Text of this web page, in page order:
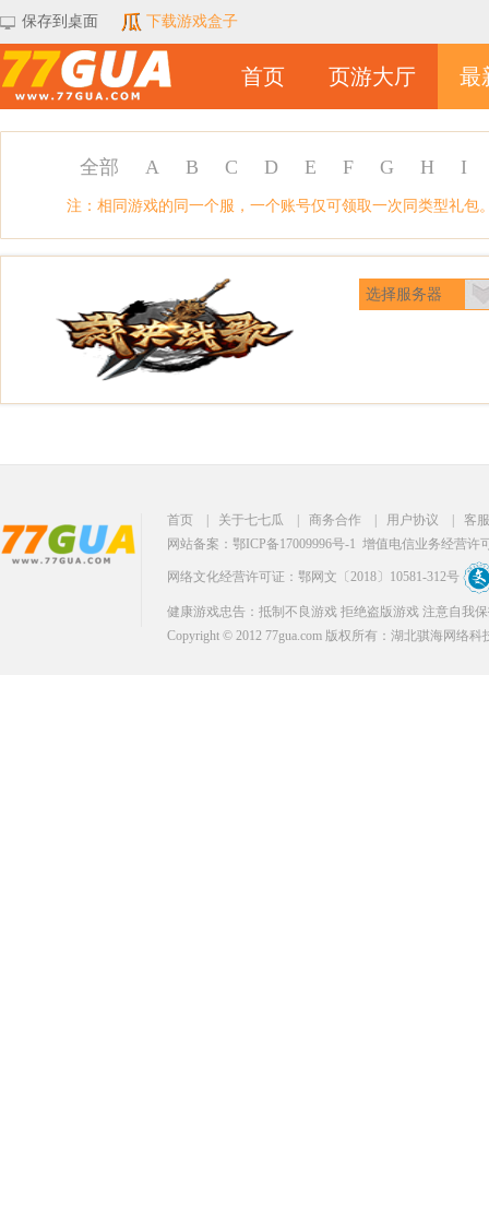
保存到桌面 下载游戏盒子
首页 页游大厅 最
全部 A B C D E F G H I
注：相同游戏的同一个服，一个账号仅可领取一次同类型礼包
首页 关于七七瓜 商务合作 用户协议
客
网站备案：鄂ICP备17009996号-1 增值电信业务经营许
网络文化经营许可证：鄂网文〔2018〕10581-312号
健康游戏忠告：抵制不良游戏 拒绝盗版游戏 注意自我
Copyright © 2012 77gua.com 版权所有：湖北骐海网络科